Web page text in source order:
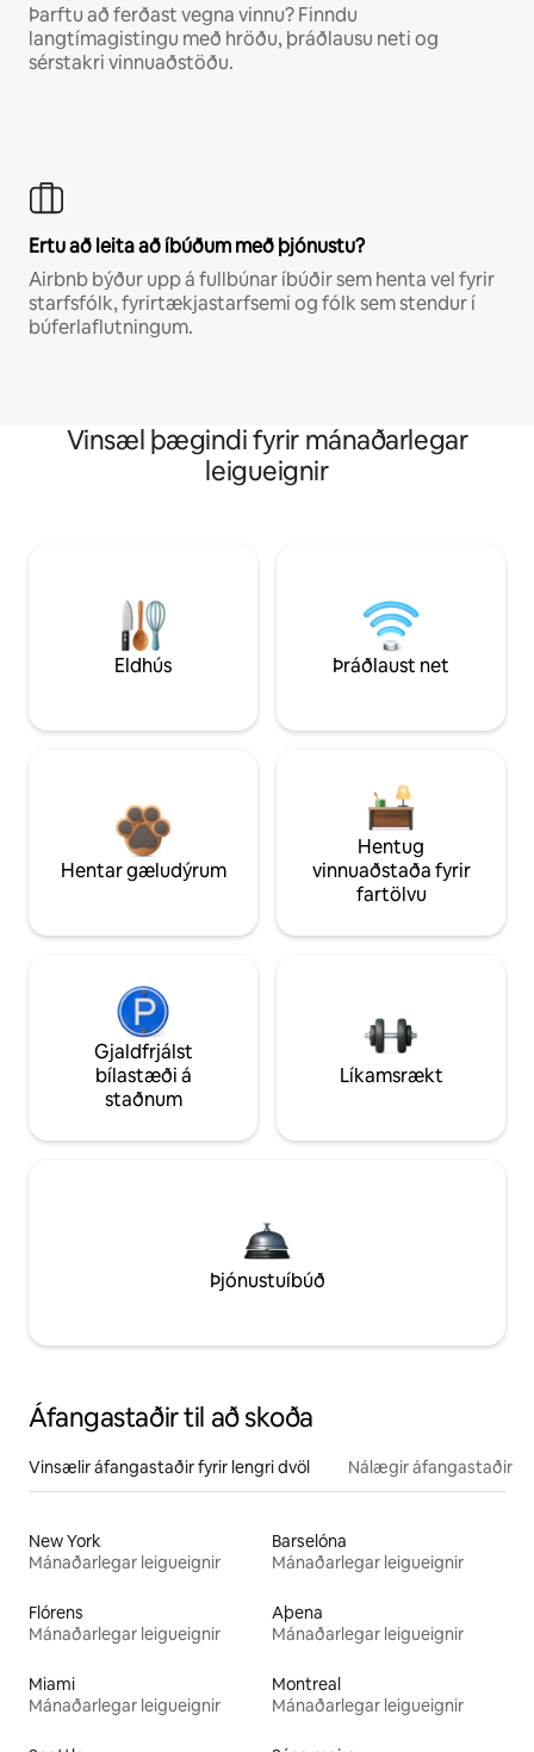
Þarftu að ferðast vegna vinnu? Finndu
langtímagistingu með hröðu, þráðlausu neti og
sérstakri vinnuaðstöðu.
Ertu að leita að íbúðum með þjónustu?
Airbnb býður upp á fullbúnar íbúðir sem henta vel fyrir
starfsfólk, fyrirtækjastarfsemi og fólk sem stendur í
búferlaflutningum.
Vinsæl þægindi fyrir mánaðarlegar
leigueignir
Eldhús Þráðlaust net
Hentar gæludýrum
Hentug
vinnuaðstaða fyrir
fartölvu
Gjaldfrjálst
bílastæði á
staðnum
Líkamsrækt
Þjónustuíbúð
Áfangastaðir til að skoða
Vinsælir áfangastaðir fyrir lengri dvöl Nálægir áfangastaðir
New York
Mánaðarlegar leigueignir
Barselóna
Mánaðarlegar leigueignir
Flórens
Mánaðarlegar leigueignir
Aþena
Mánaðarlegar leigueignir
Miami
Mánaðarlegar leigueignir
Montreal
Mánaðarlegar leigueignir